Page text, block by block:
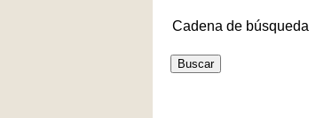
Cadena de búsqueda